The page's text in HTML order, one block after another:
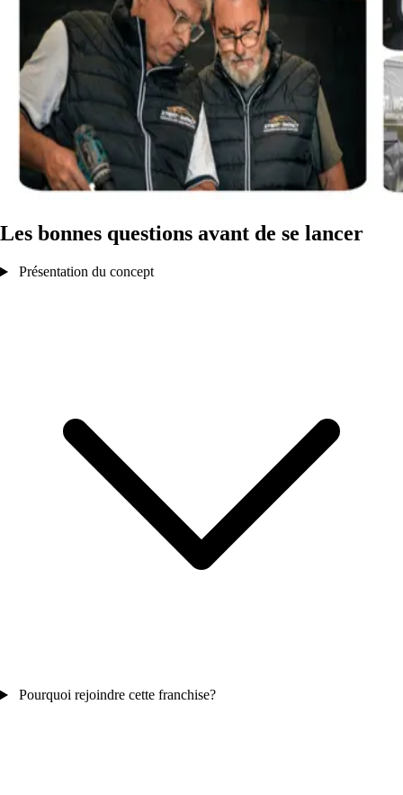
Les bonnes questions avant de se lancer
Présentation du concept
Pourquoi rejoindre cette franchise?